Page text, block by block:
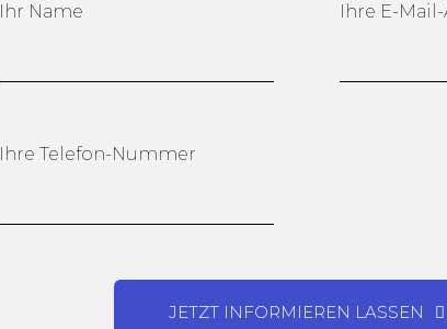
Ihr Name Ihre E-
Ihre Telefon-Nummer
JETZT INFORMIEREN LASSEN